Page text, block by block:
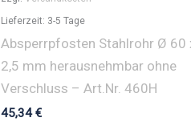
Lieferzeit: 3-5 Tage
Absperrpfosten Stahlrohr Ø 60
2,5 mm herausnehmbar ohne
Verschluss – Art.Nr. 460H
45,34€